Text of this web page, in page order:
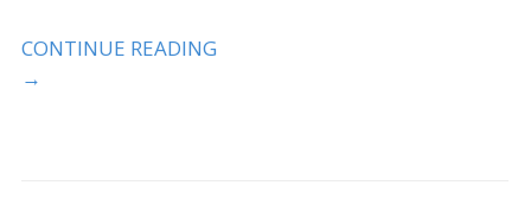
CONTINUE READING
→